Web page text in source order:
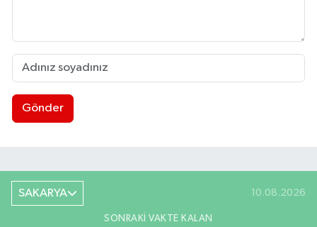
Gönder
SAKARYA 10.08.2026
SONRAKI VAKTE KALAN